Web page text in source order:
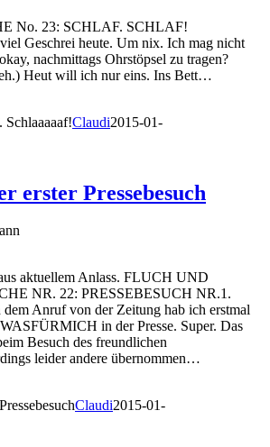
No. 23: SCHLAF. SCHLAF!
Geschrei heute. Um nix. Ich mag nicht
nachmittags Ohrstöpsel zu tragen?
Heut will ich nur eins. Ins Bett…
Claudi2015-01-
erster Pressebesuch
aktuellem Anlass. FLUCH UND
NR. 22: PRESSEBESUCH NR.1.
dem Anruf von der Zeitung hab ich erstmal
in der Presse. Super. Das
Besuch des freundlichen
leider andere übernommen…
Claudi2015-01-